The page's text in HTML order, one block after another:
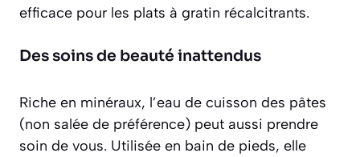
efficace pour les plats à gratin récalcitrants.
Des soins de beauté inattendus
Riche en minéraux, l’eau de cuisson des pâtes
(non salée de préférence) peut aussi prendre
soin de vous. Utilisée en bain de pieds, elle